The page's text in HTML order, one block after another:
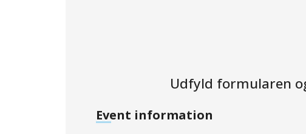
Udfyld formularen
Event information